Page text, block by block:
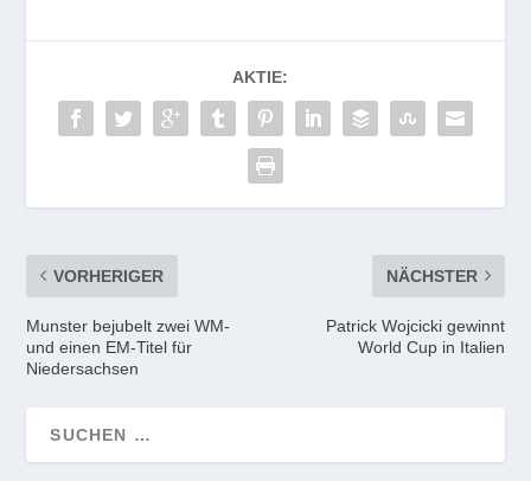
AKTIE:
VORHERIGER
Munster bejubelt zwei WM-
und einen EM-Titel für
Niedersachsen
NÄCHSTER
Patrick Wojcicki gewinnt
World Cup in Italien